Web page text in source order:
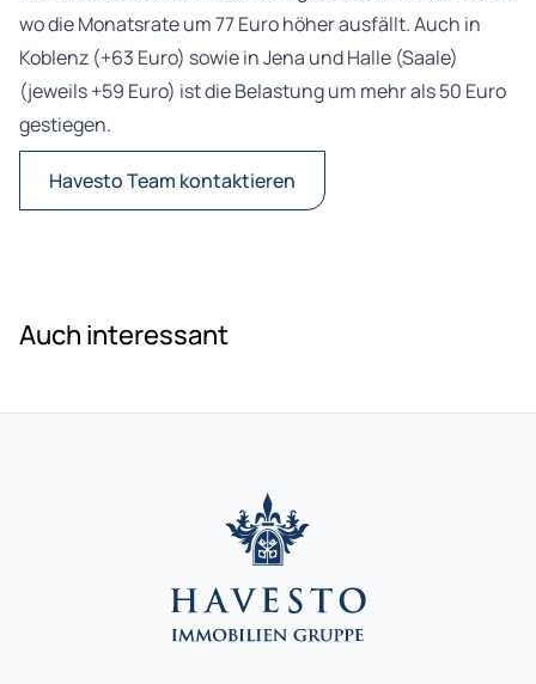
wo die Monatsrate um 77 Euro höher ausfällt. Auch in
Koblenz (+63 Euro) sowie in Jena und Halle (Saale)
(jeweils +59 Euro) ist die Belastung um mehr als 50 Euro
gestiegen.
Havesto Team kontaktieren
Auch interessant